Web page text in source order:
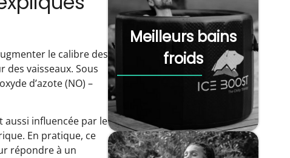
le calibre des
des vaisseaux. Sous
d’azote (NO) –
aussi influencée par le
En pratique, ce
répondre à un
Meilleurs bains
froids